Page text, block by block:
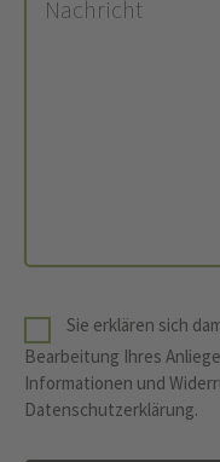
Sie erklären sich
Bearbeitung Ihres
Informationen und
Datenschutzerklärung.